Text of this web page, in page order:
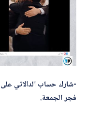
-شارك حساب الدالاتي
فجر الجمعة.